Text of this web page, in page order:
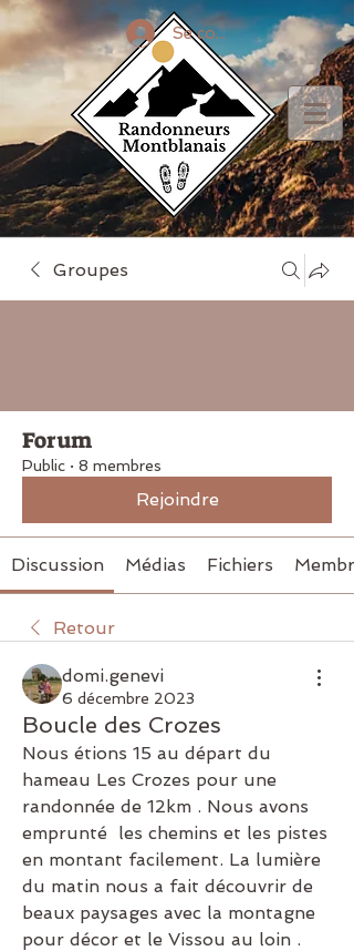
Se connecter
Groupes
Forum
Public · 8 membres
Rejoindre
Discussion Médias Fichiers
Retour
domi.genevi
6 décembre 2023
Boucle des Crozes
Nous étions 15 au départ du
hameau Les Crozes pour une
randonnée de 12km . Nous avons
emprunté  les chemins et les pistes
en montant facilement. La lumière
du matin nous a fait découvrir de
beaux paysages avec la montagne
pour décor et le Vissou au loin .